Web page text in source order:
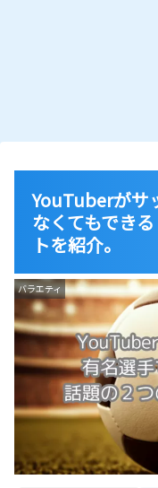
YouTuberがサ
なくてもでき
トを紹介。
バラエティ